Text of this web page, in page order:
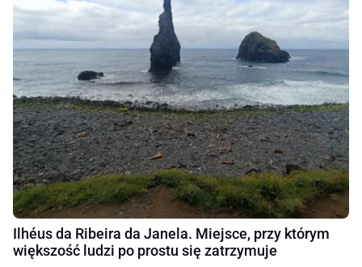
Ilhéus da Ribeira da Janela. Miejsce, przy którym
większość ludzi po prostu się zatrzymuje